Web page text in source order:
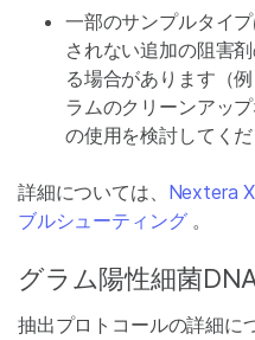
一部のサンプルタイ
されない追加の阻害
る場合があります（
ラムのクリーンアッ
の使用を検討してくだ
詳細については、 Nextera
ブルシューティング 。
グラム陽性細菌
抽出プロトコールの詳細に